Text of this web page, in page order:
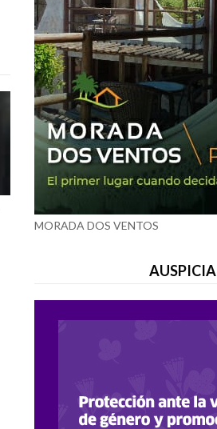
MORADA DOS VENTOS
AUSPICIA